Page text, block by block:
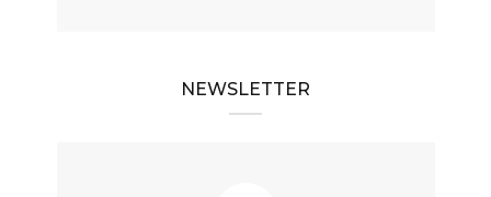
NEWSLETTER